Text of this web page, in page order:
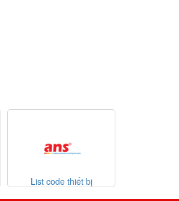
List code thiết bị